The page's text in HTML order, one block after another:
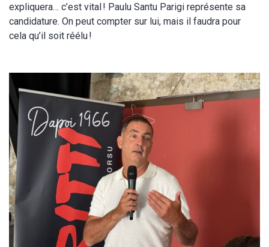
expliquera… c’est vital ! Paulu Santu Parigi représente sa
candidature. On peut compter sur lui, mais il faudra pour
cela qu’il soit réélu !